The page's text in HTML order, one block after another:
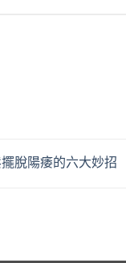
脫陽痿的六大妙招